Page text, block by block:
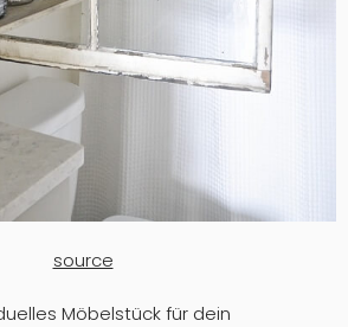
source
Möbelstück für dein